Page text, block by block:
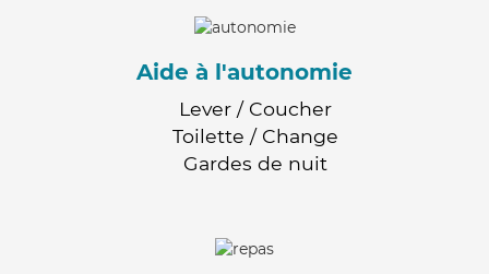
Aide à l'autonomie
Lever / Coucher
Toilette / Change
Gardes de nuit